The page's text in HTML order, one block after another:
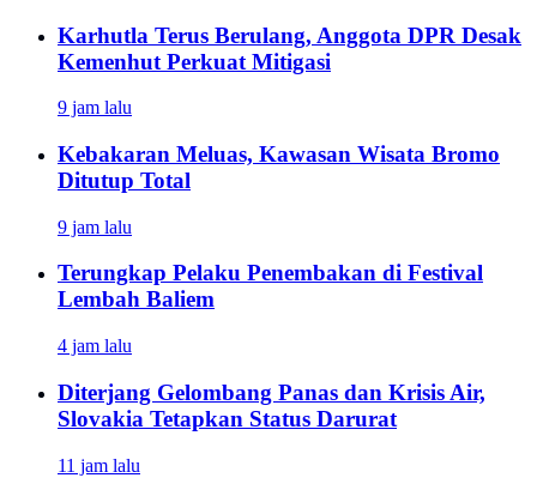
Karhutla Terus Berulang, Anggota DPR Desak
Kemenhut Perkuat Mitigasi
9 jam lalu
Kebakaran Meluas, Kawasan Wisata Bromo
Ditutup Total
9 jam lalu
Terungkap Pelaku Penembakan di Festival
Lembah Baliem
4 jam lalu
Diterjang Gelombang Panas dan Krisis Air,
Slovakia Tetapkan Status Darurat
11 jam lalu